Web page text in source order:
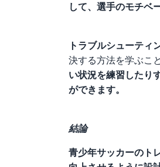
して、選手のモチベ
トラブルシューティ
決する方法を学ぶこ
い状況を練習したり
ができます。
結論
青少年サッカーのト